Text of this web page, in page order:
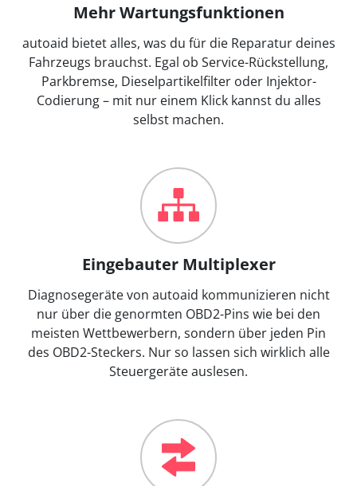
Mehr Wartungsfunktionen
autoaid bietet alles, was du für die Reparatur deines
Fahrzeugs brauchst. Egal ob Service-Rückstellung,
Parkbremse, Dieselpartikelfilter oder Injektor-
Codierung – mit nur einem Klick kannst du alles
selbst machen.
Eingebauter Multiplexer
Diagnosegeräte von autoaid kommunizieren nicht
nur über die genormten OBD2-Pins wie bei den
meisten Wettbewerbern, sondern über jeden Pin
des OBD2-Steckers. Nur so lassen sich wirklich alle
Steuergeräte auslesen.